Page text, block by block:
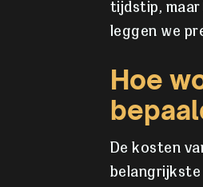
tijdstip, maar
leggen we
Hoe
De kosten
belangrijkste